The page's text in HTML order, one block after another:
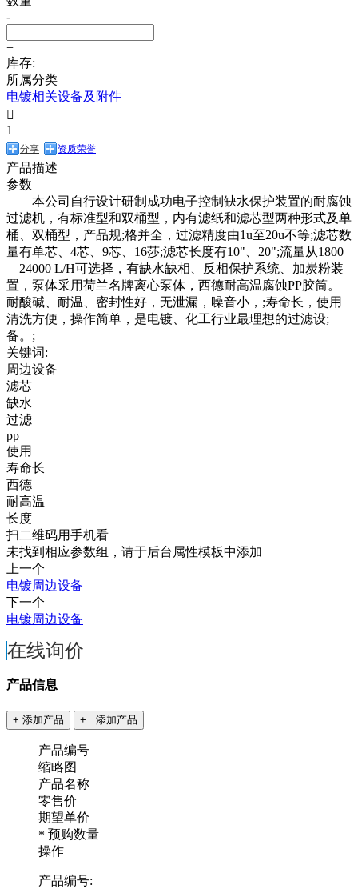
-
+
库存:
所属分类
电镀相关设备及附件

1
分享 资质荣誉
产品描述
参数
本公司自行设计研制成功电子控制缺水保护装置的耐腐蚀
过滤机，有标准型和双桶型，内有滤纸和滤芯型两种形式及单
桶、双桶型，产品规;格并全，过滤精度由1u至20u不等;滤芯数
量有单芯、4芯、9芯、16莎;滤芯长度有10"、20";流量从1800
—24000 L/H可选择，有缺水缺相、反相保护系统、加炭粉装
置，泵体采用荷兰名牌离心泵体，西德耐高温腐蚀PP胶筒。
耐酸碱、耐温、密封性好，无泄漏，噪音小，;寿命长，使用
清洗方便，操作简单，是电镀、化工行业最理想的过滤设;
备。;
关键词:
周边设备
滤芯
缺水
过滤
pp
使用
寿命长
西德
耐高温
长度
扫二维码用手机看
未找到相应参数组，请于后台属性模板中添加
上一个
电镀周边设备
下一个
电镀周边设备
在线询价
产品信息
+ 添加产品 + 添加产品
产品编号
缩略图
产品名称
零售价
期望单价
* 预购数量
操作
产品编号: